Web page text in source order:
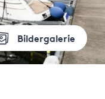
Bildergalerie